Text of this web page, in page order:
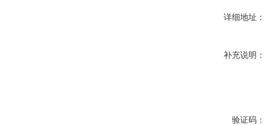
详细地址：
补充说明：
验证码：